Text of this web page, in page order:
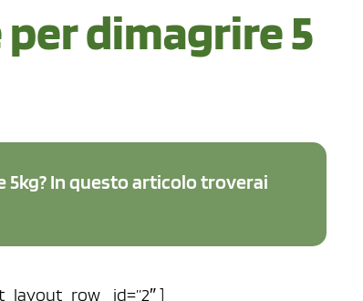
dimagrire 5
5kg? In questo articolo troverai
_id=”2″ ]